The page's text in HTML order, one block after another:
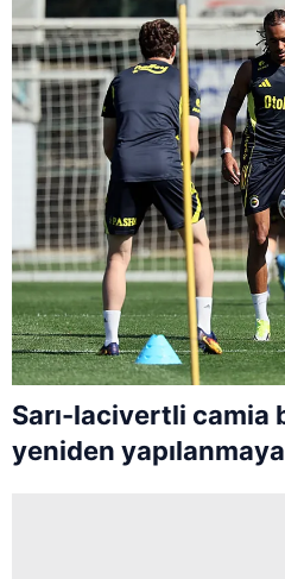
Sarı-lacivertli camia
yeniden